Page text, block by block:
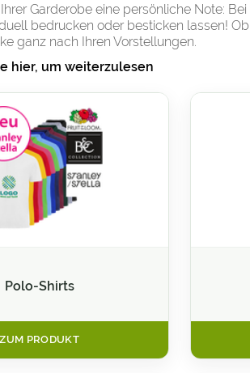
Garderobe eine persönliche Note: Bei
bedrucken oder besticken lassen! Ob
ganz nach Ihren Vorstellungen.
hier, um weiterzulesen
Polo-Shirts
ZUM PRODUKT